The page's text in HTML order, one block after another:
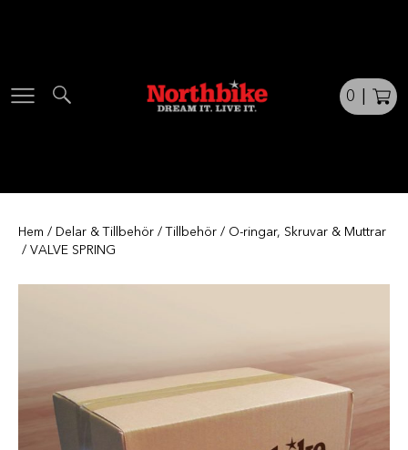
0
Hem / Delar & Tillbehör / Tillbehör / O-ringar, Skruvar & Muttrar
/ VALVE SPRING